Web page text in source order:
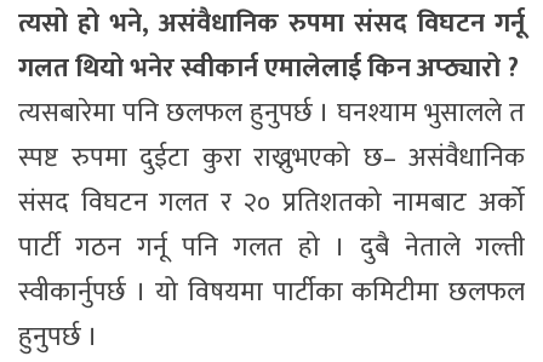
त्यसो हो भने, असंवैधानिक रुपमा संसद विघटन गर्नू
गलत थियो भनेर स्वीकार्न एमालेलाई किन अप्ठ्यारो ?
त्यसबारेमा पनि छलफल हुनुपर्छ । घनश्याम भुसालले त
स्पष्ट रुपमा दुईटा कुरा राख्नुभएको छ– असंवैधानिक
संसद विघटन गलत र २० प्रतिशतको नामबाट अर्को
पार्टी गठन गर्नू पनि गलत हो । दुबै नेताले गल्ती
स्वीकार्नुपर्छ । यो विषयमा पार्टीका कमिटीमा छलफल
हुनुपर्छ ।